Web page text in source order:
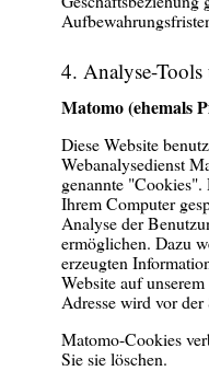
4. Analyse-
Matomo (ehemals
Diese Website
Webanalysedienst
genannte "Cookies".
Ihrem Computer
Analyse der
ermöglichen. Dazu
erzeugten
Website auf
Adresse wird vor
Matomo-Cookies
Sie sie löschen.